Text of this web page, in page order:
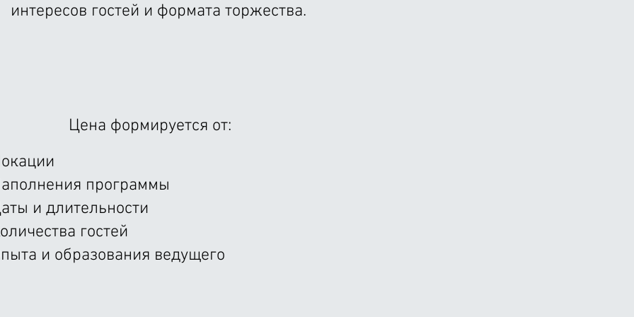
интересов гостей и формата торжества.
Цена формируется от:
программы
и длительности
гостей
и образования ведущего